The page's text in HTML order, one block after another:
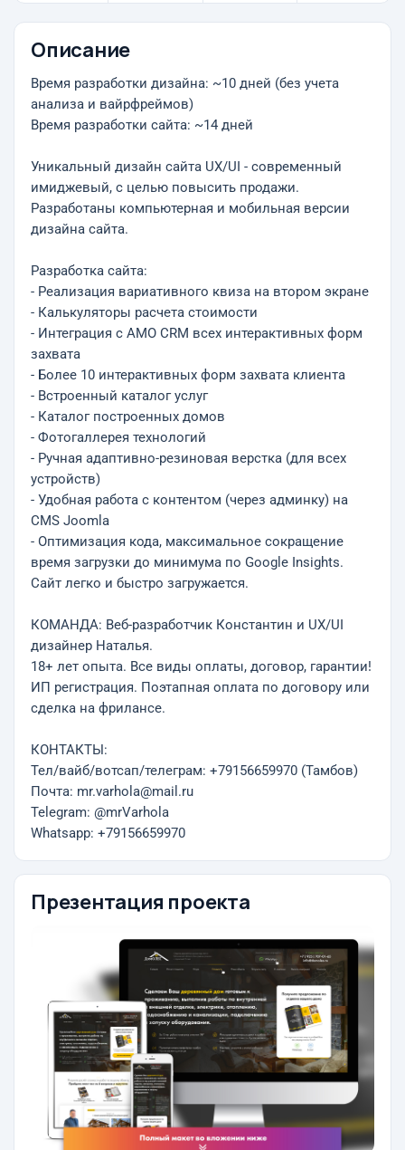
Описание
Время разработки дизайна: ~10 дней (без учета
анализа и вайрфреймов)
Время разработки сайта: ~14 дней
Уникальный дизайн сайта UX/UI - современный
имиджевый, с целью повысить продажи.
Разработаны компьютерная и мобильная версии
дизайна сайта.
Разработка сайта:
- Реализация вариативного квиза на втором экране
- Калькуляторы расчета стоимости
- Интеграция с AMO CRM всех интерактивных форм
захвата
- Более 10 интерактивных форм захвата клиента
- Встроенный каталог услуг
- Каталог построенных домов
- Фотогаллерея технологий
- Ручная адаптивно-резиновая верстка (для всех
устройств)
- Удобная работа с контентом (через админку) на
CMS Joomla
- Оптимизация кода, максимальное сокращение
время загрузки до минимума по Google Insights.
Сайт легко и быстро загружается.
КОМАНДА: Веб-разработчик Константин и UX/UI
дизайнер Наталья.
18+ лет опыта. Все виды оплаты, договор, гарантии!
ИП регистрация. Поэтапная оплата по договору или
сделка на фрилансе.
КОНТАКТЫ:
Тел/вайб/вотсап/телеграм: +79156659970 (Тамбов)
Почта: mr.varhola@mail.ru
Telegram: @mrVarhola
Whatsapp: +79156659970
Презентация проекта